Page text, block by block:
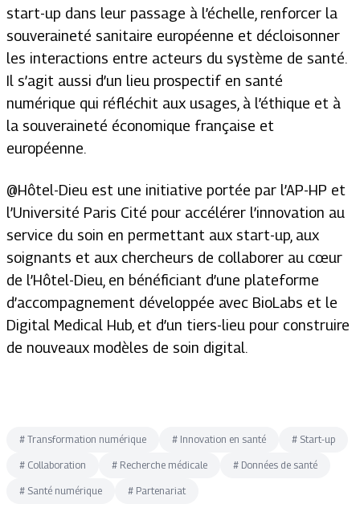
start-up dans leur passage à l’échelle, renforcer la
souveraineté sanitaire européenne et décloisonner
les interactions entre acteurs du système de santé.
Il s’agit aussi d’un lieu prospectif en santé
numérique qui réfléchit aux usages, à l’éthique et à
la souveraineté économique française et
européenne.
@Hôtel-Dieu est une initiative portée par l’AP-HP et
l’Université Paris Cité pour accélérer l’innovation au
service du soin en permettant aux start-up, aux
soignants et aux chercheurs de collaborer au cœur
de l’Hôtel-Dieu, en bénéficiant d’une plateforme
d’accompagnement développée avec BioLabs et le
Digital Medical Hub, et d’un tiers-lieu pour construire
de nouveaux modèles de soin digital.
# Transformation numérique # Innovation en santé # Start-up
# Collaboration # Recherche médicale # Données de santé
# Santé numérique # Partenariat